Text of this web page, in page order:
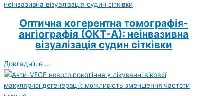
Оптична когерентна томографія-
ангіографія (ОКТ-А): неінвазивна
візуалізація судин сітківки
Докладніше ...